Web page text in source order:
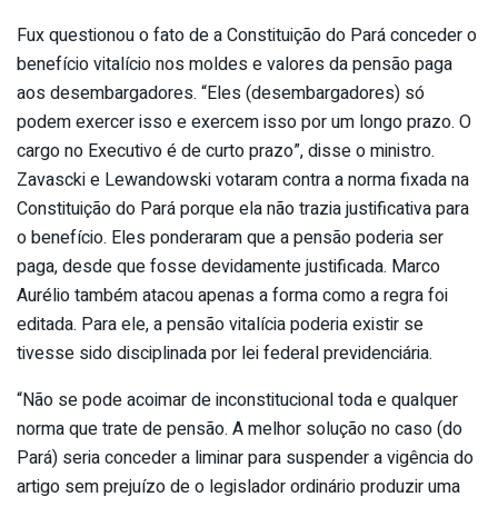
Fux questionou o fato de a Constituição do Pará conceder o
benefício vitalício nos moldes e valores da pensão paga
aos desembargadores. “Eles (desembargadores) só
podem exercer isso e exercem isso por um longo prazo. O
cargo no Executivo é de curto prazo”, disse o ministro.
Zavascki e Lewandowski votaram contra a norma fixada na
Constituição do Pará porque ela não trazia justificativa para
o benefício. Eles ponderaram que a pensão poderia ser
paga, desde que fosse devidamente justificada. Marco
Aurélio também atacou apenas a forma como a regra foi
editada. Para ele, a pensão vitalícia poderia existir se
tivesse sido disciplinada por lei federal previdenciária.
“Não se pode acoimar de inconstitucional toda e qualquer
norma que trate de pensão. A melhor solução no caso (do
Pará) seria conceder a liminar para suspender a vigência do
artigo sem prejuízo de o legislador ordinário produzir uma